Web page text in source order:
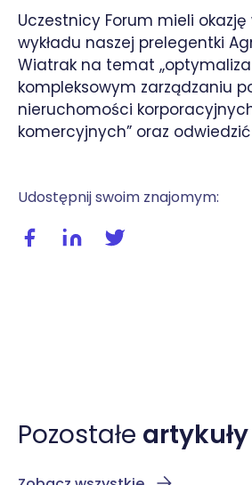
Udostępnij swoim znajomym:
Udostępnij wpis na facebooku
Udostępnij wpis na
Uczestnicy Forum mieli okazję
wykładu naszej prelegentki
Wiatrak na temat
kompleksowym zarządzaniu
nieruchomości
komercyjnych” oraz
Pozostałe artykuły